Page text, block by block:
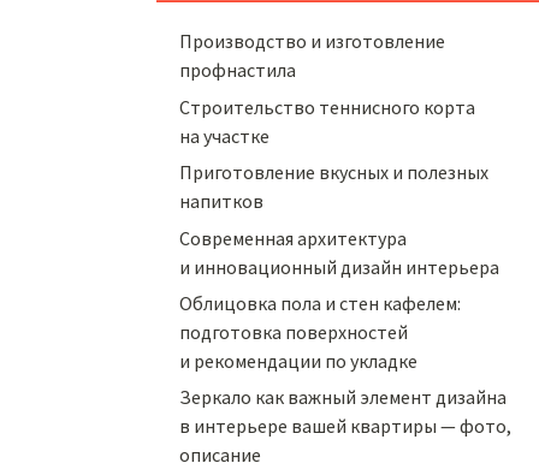
Производство и изготовление
профнастила
Строительство теннисного корта
на участке
Приготовление вкусных и полезных
напитков
Cовременная архитектура
и инновационный дизайн интерьера
Облицовка пола и стен кафелем:
подготовка поверхностей
и рекомендации по укладке
Зеркало как важный элемент дизайна
в интерьере вашей квартиры — фото,
описание